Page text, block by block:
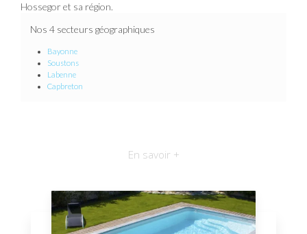
Hossegor et sa région.
Nos 4 secteurs géographiques
Bayonne
Soustons
Labenne
Capbreton
En savoir +